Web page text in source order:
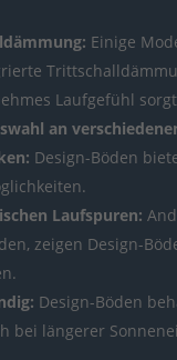
Einige
Laufgefühl
an
Design-Böden
Laufspuren:
zeigen Design-
Design-Böden
bei längerer